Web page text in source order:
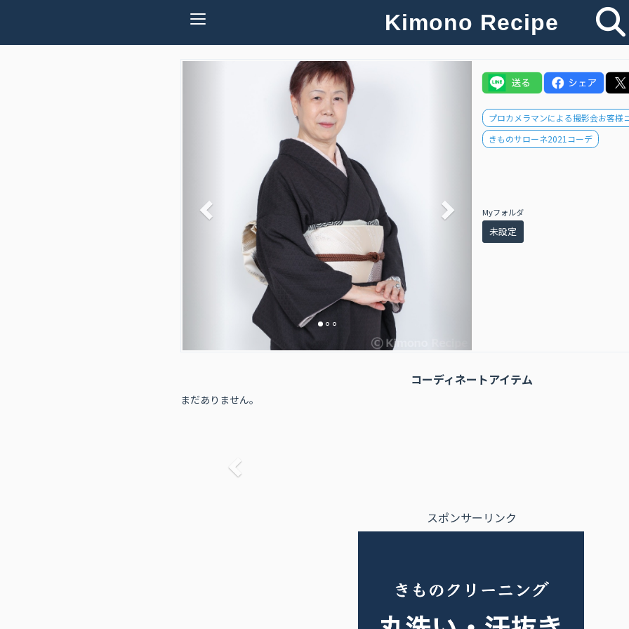
Kimono Recipe
プロカメラマンによる撮影会お客様
きものサローネ2021コーデ
Myフォルダ
未設定
コーディネートアイテム
まだありません。
スポンサーリンク